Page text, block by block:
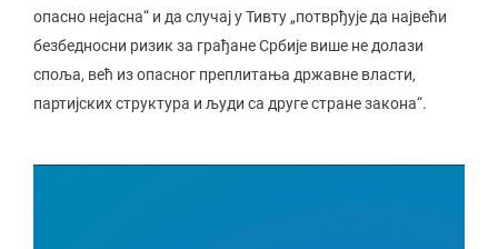
опасно нејасна“ и да случај у Тивту „потврђује да највећи
безбедносни ризик за грађане Србије више не долази
споља, већ из опасног преплитања државне власти,
партијских структура и људи са друге стране закона“.